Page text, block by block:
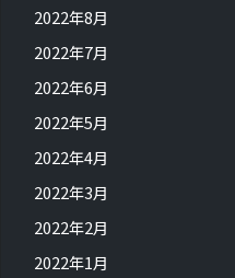
2022年8月
2022年7月
2022年6月
2022年5月
2022年4月
2022年3月
2022年2月
2022年1月